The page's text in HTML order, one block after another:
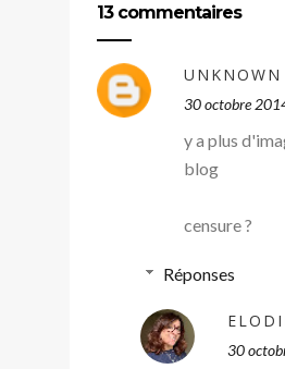
13 commentaires
UNKNOWN
30 octobre
y a plus
blog
censure ?
Réponses
30